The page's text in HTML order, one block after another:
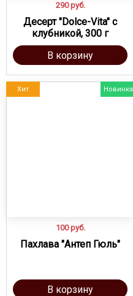
290 руб.
Десерт "Dolce-Vita" с
клубникой, 300 г
В корзину
Новинка
Хит
100 руб.
Пахлава "Антеп Гюль"
В корзину